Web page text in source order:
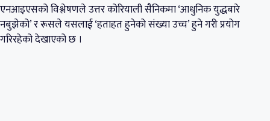
एनआइएसको विश्लेषणले उत्तर कोरियाली सैनिकमा ‘आधुनिक युद्धबारे
नबुझेको’ र रूसले यसलाई ‘हताहत हुनेको संख्या उच्च’ हुने गरी प्रयोग
गरिरहेको देखाएको छ ।